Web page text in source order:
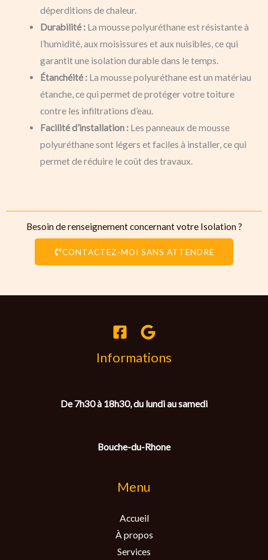
déperditions de chaleur.
Durabilité :La mousse polyuréthane est résistante à
l’humidité, aux moisissures et aux nuisibles, ce qui
garantit une isolation durable dans le temps.
Étanchéité :La mousse polyuréthane est un matériau
étanche, ce qui permet de protéger votre toiture
contre les infiltrations d’eau.
Facilité d’installation :Les panneaux de mousse
polyuréthane sont légers et faciles à installer, ce qui
permet de réduire le coût des travaux.
Besoin de renseignement concernant votre Isolation ?
CONTACTEZ-MOI SANS ATTENDRE
Informations
De 7h30 à 18h30, du lundi au samedi
Bouche-du-Rhone
Menu
Accueil
À propos
Services